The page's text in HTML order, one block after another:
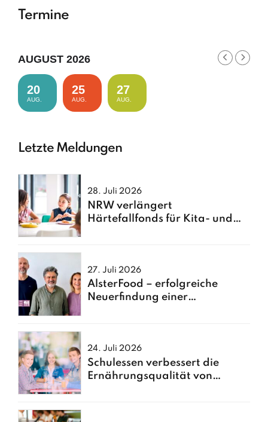
Termine
AUGUST 2026
20
AUG.
25
AUG.
27
AUG.
Letzte Meldungen
28. Juli 2026
NRW verlängert
Härtefallfonds für Kita- und
27. Juli 2026
AlsterFood – erfolgreiche
Neuerfindung einer
24. Juli 2026
Schulessen verbessert die
Ernährungsqualität von